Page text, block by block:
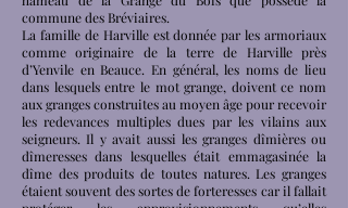
commune des Bréviaires.
La famille de Harville est donnée par les armoriaux
comme originaire de la terre de Harville près
d’Yenvile en Beauce. En général, les noms de lieu
dans lesquels entre le mot grange, doivent ce nom
aux granges construites au moyen âge pour recevoir
les redevances multiples dues par les vilains aux
seigneurs. Il y avait aussi les granges dîmières ou
dîmeresses dans lesquelles était emmagasinée la
dîme des produits de toutes natures. Les granges
étaient souvent des sortes de forteresses car il fallait